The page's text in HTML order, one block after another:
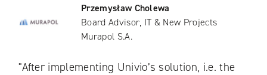
Przemysław Cholewa
Board Advisor, IT & New Projects
Murapol S.A.
"After implementing Univio’s solution, i.e. the